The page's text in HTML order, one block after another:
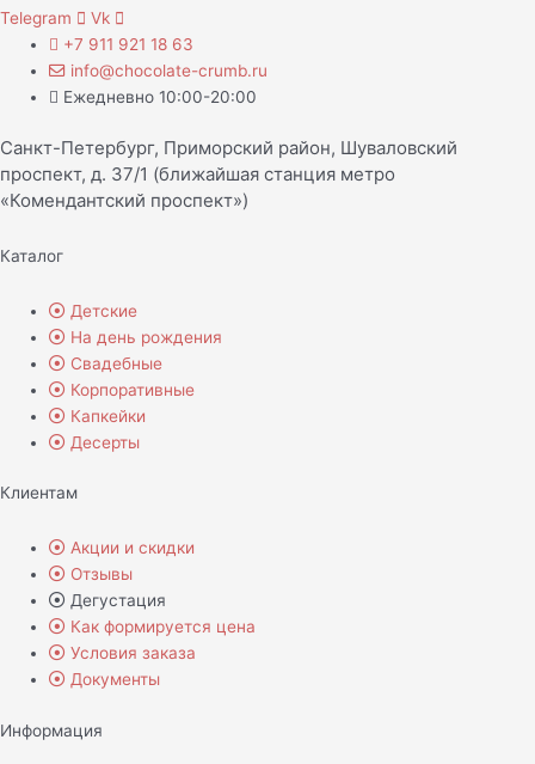
Telegram
Vk
+7 911 921 18 63
info@chocolate-crumb.ru
Ежедневно 10:00-20:00
Санкт-Петербург, Приморский район, Шуваловский
проспект, д. 37/1 (ближайшая станция метро
«Комендантский проспект»)
Каталог
Детские
На день рождения
Свадебные
Корпоративные
Капкейки
Десерты
Клиентам
Акции и скидки
Отзывы
Дегустация
Как формируется цена
Условия заказа
Документы
Информация